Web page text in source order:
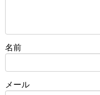
名前
メール